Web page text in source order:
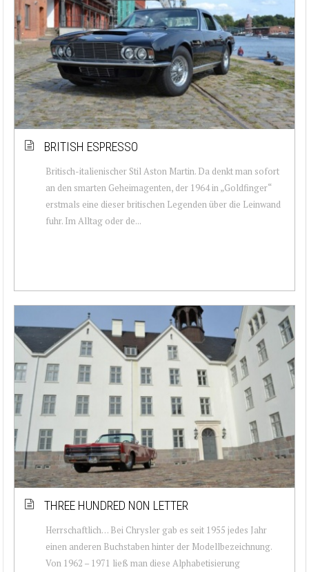
BRITISH ESPRESSO
Britisch-italienischer Stil Aston Martin. Da denkt man sofort
an den smarten Geheimagenten, der 1964 in „Goldfinger“
erstmals eine dieser britischen Legenden über die Leinwand
fuhr. Im Alltag oder de...
THREE HUNDRED NON LETTER
Herrschaftlich… Bei Chrysler gab es seit 1955 jedes Jahr
einen anderen Buchstaben hinter der Modellbezeichnung.
Von 1962 – 1971 ließ man diese Alphabetisierung